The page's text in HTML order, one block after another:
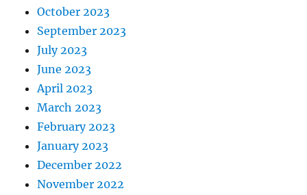
October 2023
September 2023
July 2023
June 2023
April 2023
March 2023
February 2023
January 2023
December 2022
November 2022